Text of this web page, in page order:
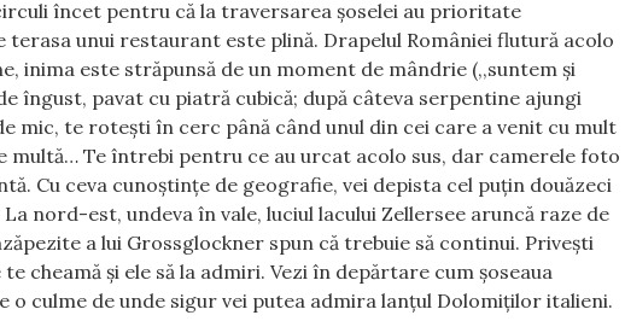
încet pentru că la traversarea şoselei au prioritate
unui restaurant este plină. Drapelul României flutură acolo
inima este străpunsă de un moment de mândrie (,,suntem şi
îngust, pavat cu piatră cubică; după câteva serpentine ajungi
mic, te roteşti în cerc până când unul din cei care a venit cu mult
multă… Te întrebi pentru ce au urcat acolo sus, dar camerele foto
Cu ceva cunoştinţe de geografie, vei depista cel puţin douăzeci
nord-est, undeva în vale, luciul lacului Zellersee aruncă raze de
a lui Grossglockner spun că trebuie să continui. Priveşti
cheamă şi ele să la admiri. Vezi în depărtare cum şoseaua
culme de unde sigur vei putea admira lanţul Dolomiţilor italieni.